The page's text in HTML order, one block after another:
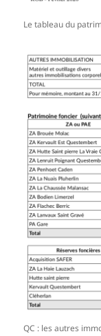
Le tableau du
QC : les autres